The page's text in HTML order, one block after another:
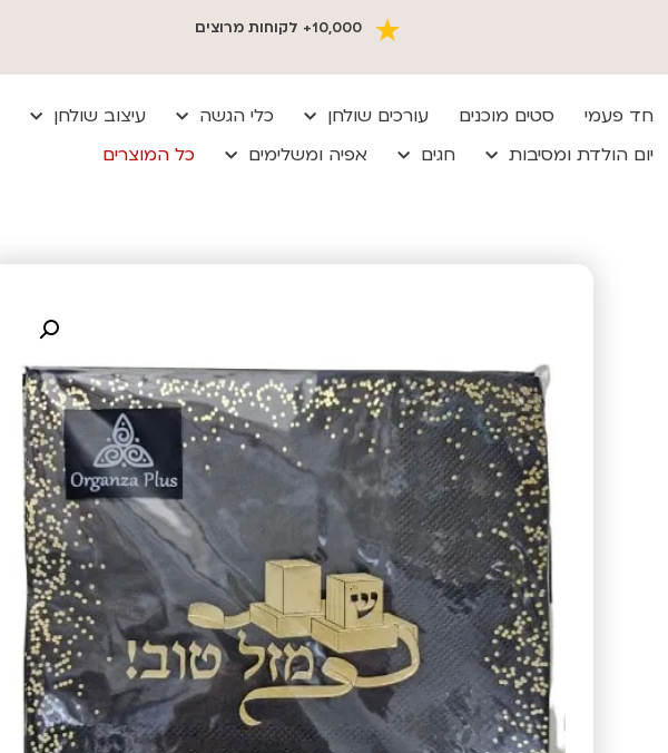
10,000+ לקוחות מרוצים
חד פעמי סטים מוכנים עורכים שולחן כלי הגשה עיצוב שולחן
יום הולדת ומסיבות
חגים אפיה ומשלימים כל המוצרים